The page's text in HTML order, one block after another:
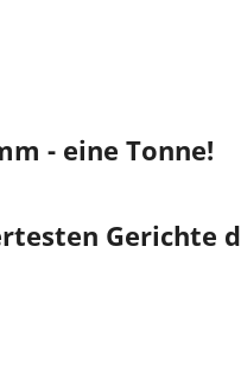
- eine Tonne!
Gerichte